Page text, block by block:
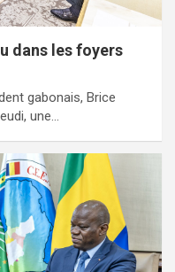
dans les foyers
gabonais, Brice
une…